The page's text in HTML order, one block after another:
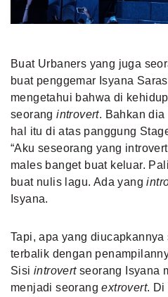
Buat Urbaners yang juga
buat penggemar Isyana
mengetahui bahwa di
seorangintrovert. Bahkan
hal itu di atas panggung
“Aku seseorang yang
males banget buat keluar.
buat nulis lagu. Ada yang
Isyana.
Tapi, apa yang
terbalik dengan
Sisi introvertseorang Isyana
menjadi seorangextrovert. Di